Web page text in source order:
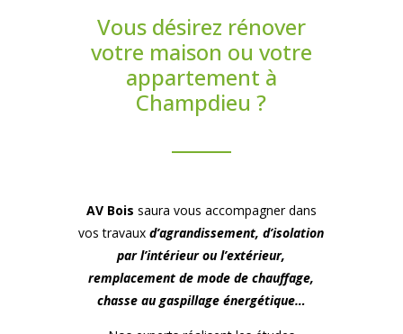
Vous désirez rénover
votre maison ou votre
appartement à
Champdieu ?
AV Bois saura vous accompagner dans
vos travauxd’agrandissement, d’isolation
par l’intérieur ou l’extérieur,
remplacement de mode de chauffage,
chasse au gaspillage énergétique…